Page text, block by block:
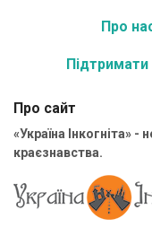
Про
Підтримати
Про сайт
«Україна Інкогніта» -
краєзнавства.